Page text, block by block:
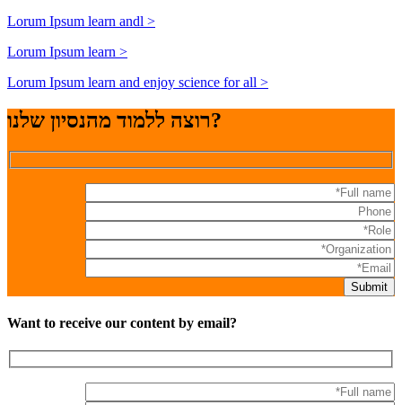
Lorum Ipsum learn andl >
Lorum Ipsum learn >
Lorum Ipsum learn and enjoy science for all >
רוצה ללמוד מהנסיון שלנו?
Want to receive our content by email?